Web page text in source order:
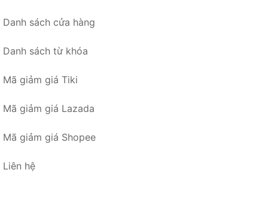
Danh sách cửa hàng
Danh sách từ khóa
Mã giảm giá Tiki
Mã giảm giá Lazada
Mã giảm giá Shopee
Liên hệ